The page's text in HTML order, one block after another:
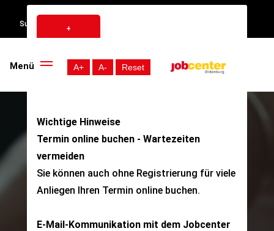
Suche:
Menü A+ A- Reset
+
Wichtige Hinweise
Termin online buchen - Wartezeiten
vermeiden
Sie können auch ohne Registrierung für viele
Anliegen Ihren Termin online buchen.
E-Mail-Kommunikation mit dem Jobcenter